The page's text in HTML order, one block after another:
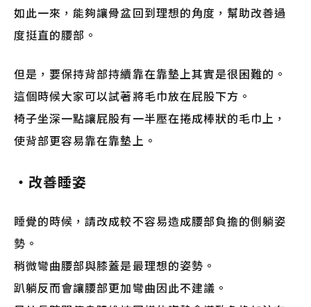
如此一來，能夠讓骨盆回到理想的角度，幫助改善過
度挺直的腰部。
但是，要保持背部持續靠在靠墊上其實是很困難的。
這個時候大家可以試著將毛巾放在屁股下方。
椅子坐深一點讓屁股有一半壓在捲成棒狀的毛巾上，
使背部更容易靠在靠墊上。
・改善睡姿
睡覺的時候，請改成較不容易造成腰部負擔的側躺姿
勢。
稍微彎曲腰部與膝蓋是最理想的姿勢。
趴躺反而會讓腰部更加彎曲因此不建議。